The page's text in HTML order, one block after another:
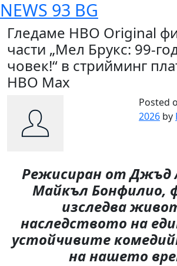
Skip
to
content
NEWS 93 BG
Гледаме HBO Original
части „Мел Брукс: 99-
човек!“ в стрийминг
HBO Max
Posted
2026 by
Режисиран от Джъд
Майкъл Бонфилио,
изследва
наследството на
устойчивите
на нашето